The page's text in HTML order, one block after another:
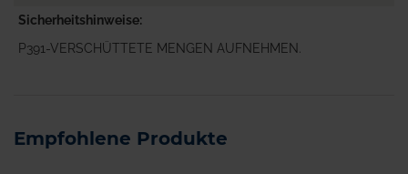
Sicherheitshinweise
P391-VERSCHÜTTETE MENGEN AUFNEHMEN.
Empfohlene Produkte